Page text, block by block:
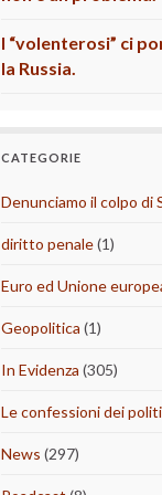
I “volenterosi” ci
la Russia.
CATEGORIE
Denunciamo il colpo di
diritto penale(1)
Euro ed Unione
Geopolitica (1)
In Evidenza (305)
Le confessioni dei
News (297)